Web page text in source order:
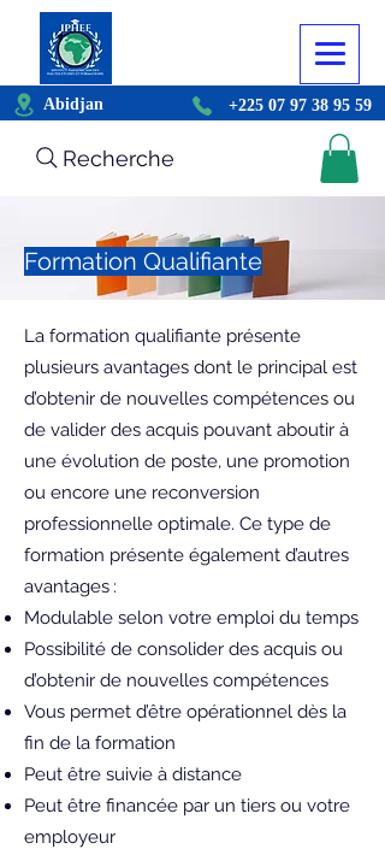
Abidjan +225 07 97 38 95 59
Recherche
Formation Qualifiante
La formation qualifiante présente
plusieurs avantages dont le principal est
d’obtenir de nouvelles compétences ou
de valider des acquis pouvant aboutir à
une évolution de poste, une promotion
ou encore une reconversion
professionnelle optimale. Ce type de
formation présente également d’autres
avantages :
Modulable selon votre emploi du temps
Possibilité de consolider des acquis ou
d’obtenir de nouvelles compétences
Vous permet d’être opérationnel dès la
fin de la formation
Peut être suivie à distance
Peut être financée par un tiers ou votre
employeur